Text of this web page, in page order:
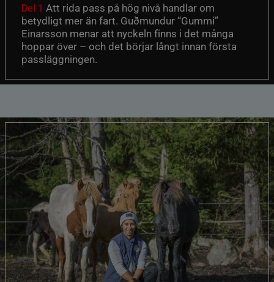
Del 1 Att rida pass på hög nivå handlar om
betydligt mer än fart. Guðmundur “Gummi”
Einarsson menar att nyckeln finns i det många
hoppar över – och det börjar långt innan första
passläggningen.